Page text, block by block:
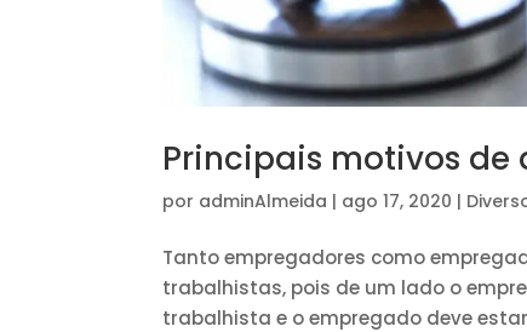
Principais motivos de
por adminAlmeida | ago 17, 2020 |
Tanto empregadores como
trabalhistas, pois de um lado o
trabalhista e o empregado deve